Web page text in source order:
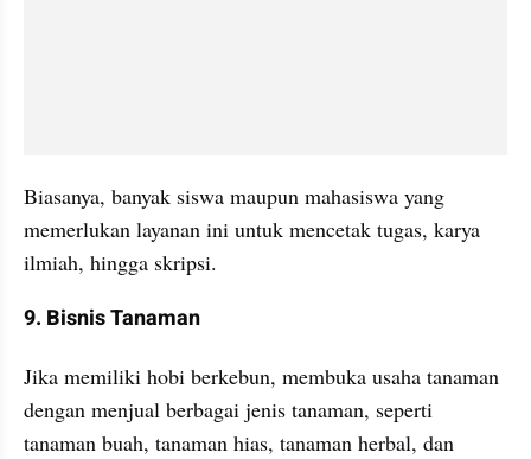
Biasanya, banyak siswa maupun mahasiswa yang
memerlukan layanan ini untuk mencetak tugas, karya
ilmiah, hingga skripsi.
9. Bisnis Tanaman
Jika memiliki hobi berkebun, membuka usaha tanaman
dengan menjual berbagai jenis tanaman, seperti
tanaman buah, tanaman hias, tanaman herbal, dan